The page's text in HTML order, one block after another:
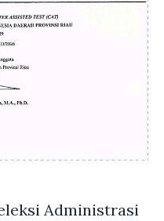
Administrasi